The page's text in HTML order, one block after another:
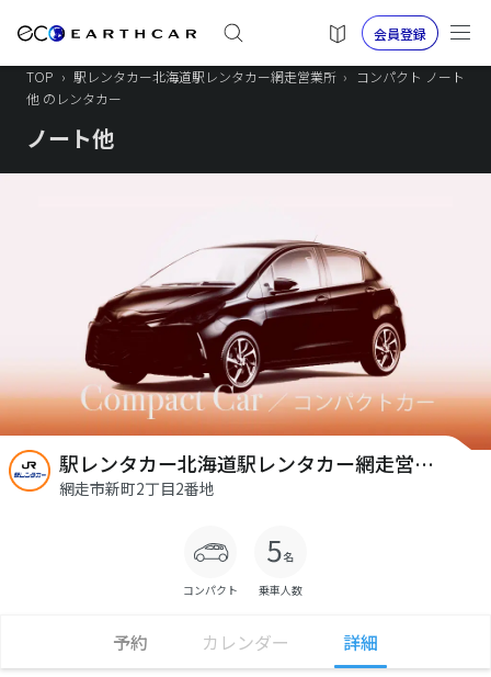
会員登録
TOP › 駅レンタカー北海道駅レンタカー網走営業所 ›
コンパクト ノート
他 のレンタカー
ノート他
駅レンタカー北海道駅レンタカー網走営業所
網走市新町2丁目2番地
コンパクト 乗車人数
予約 カレンダー 詳細